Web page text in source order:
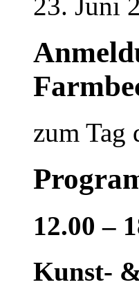
zum Tag
12.00 –
Kunst-